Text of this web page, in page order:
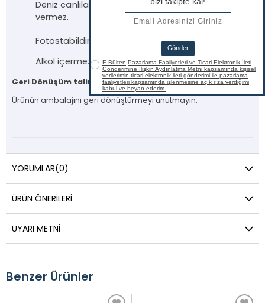
Deniz canlılarını koruyarak su ekosistemine zarar
vermez.
Fotostabildir.
Alkol içermez.
Geri Dönüşüm talimatları
Ürünün ambalajını geri dönüştürmeyi unutmayın.
YORUMLAR(0)
ÜRÜN ÖNERILERI
UYARI METNI
Benzer Ürünler